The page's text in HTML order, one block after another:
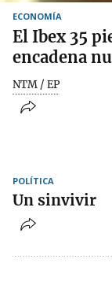
ECONOMÍA
El Ibex 35
encadena
NTM / EP
POLÍTICA
Un sinvivir